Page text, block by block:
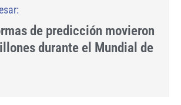
de predicción movieron
durante el Mundial de